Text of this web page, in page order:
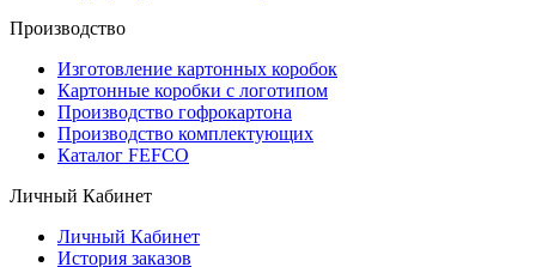
Производство
Изготовление картонных коробок
Картонные коробки с логотипом
Производство гофрокартона
Производство комплектующих
Каталог FEFCO
Личный Кабинет
Личный Кабинет
История заказов